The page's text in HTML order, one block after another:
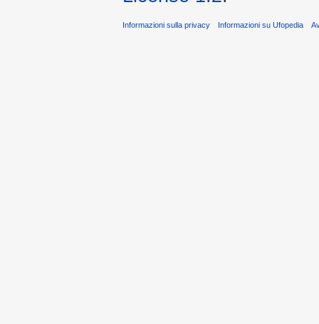
Informazioni sulla privacy Informazioni su Ufopedia